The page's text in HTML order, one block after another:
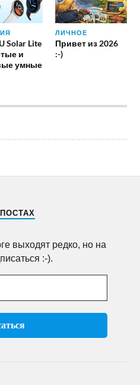
Solar Lite
и
умные
ЛИЧНОЕ
Привет из 2026
:-)
выходят редко, но на
:-).